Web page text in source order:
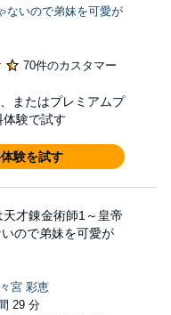
ないので弟妹を可愛が
70件のカスタマー
またはプレミアムプ
験で試す
験を試す
才錬金術師1～皇帝
ので弟妹を可愛が
宮 彩恵
29 分